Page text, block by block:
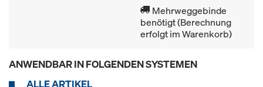
Mehrweggebinde
benötigt (Berechnung
erfolgt im Warenkorb)
ANWENDBAR IN FOLGENDEN SYSTEMEN
ALLE ARTIKEL